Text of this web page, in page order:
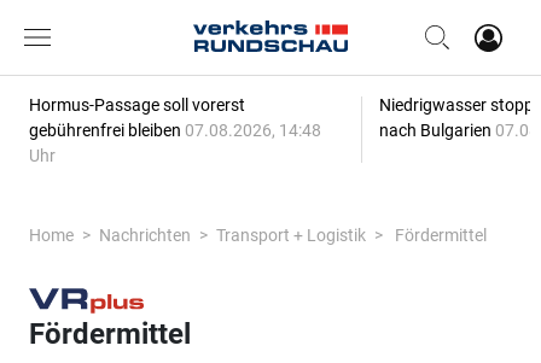
Hormus-Passage soll vorerst
gebührenfrei bleiben 07.08.2026, 14:48
Uhr
Niedrigwasser
nach Bulgarien
Home Nachrichten Transport + Logistik Fördermittel
Fördermittel